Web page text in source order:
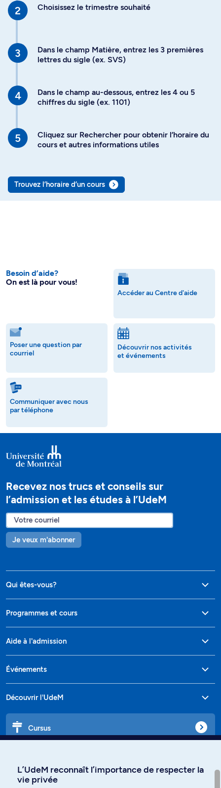
Choisissez le trimestre souhaité
Dans le champ Matière, entrez les 3 premières
lettres du sigle (ex. SVS)
Dans le champ au-dessous, entrez les 4 ou 5
chiffres du sigle (ex. 1101)
Cliquez sur Rechercher pour obtenir l’horaire du
cours et autres informations utiles
Trouvez l’horaire d’un cours
Besoin d’aide?
On est là pour vous!
Accéder au Centre d'aide
Poser une question par
courriel
Découvrir nos activités
et événements
Communiquer avec nous
par téléphone
Recevez nos trucs et conseils sur
l’admission et les études à l’UdeM
Je veux m'abonner
Qui êtes-vous?
Programmes et cours
Aide à l'admission
Événements
Découvrir l'UdeM
Cursus
L’UdeM reconnaît l’importance de respecter la
vie privée